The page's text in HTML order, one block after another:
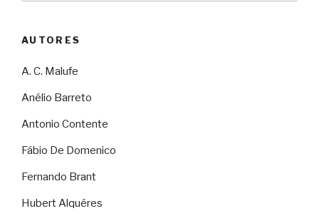
AUTORES
A. C. Malufe
Anélio Barreto
Antonio Contente
Fábio De Domenico
Fernando Brant
Hubert Alquéres